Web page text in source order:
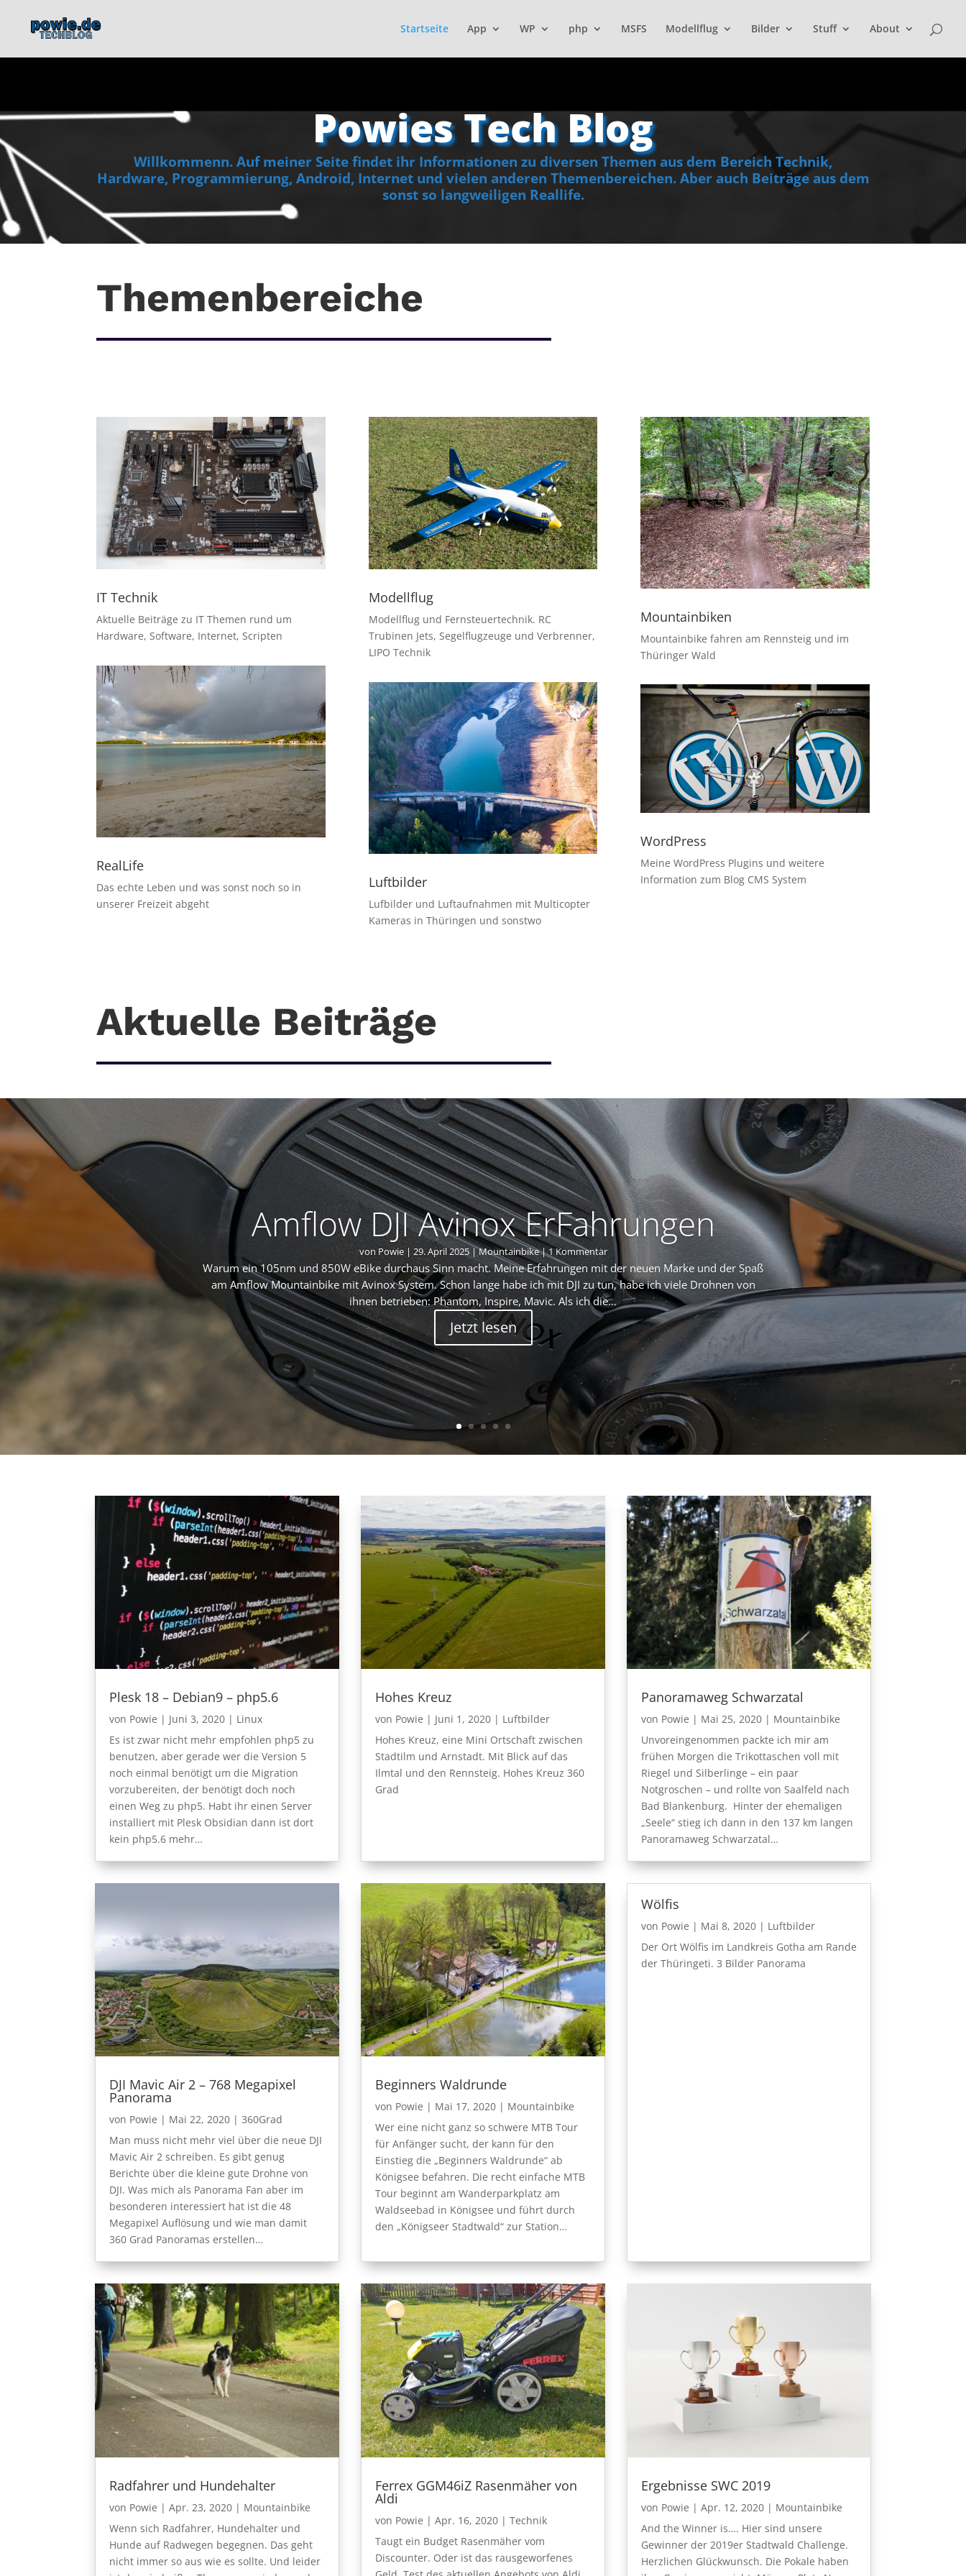
Startseite App WP php MSFS Modellflug Bilder Stuff About
Powies Tech Blog
Willkommenn. Auf meiner Seite findet ihr Informationen zu diversen Themen aus dem Bereich Technik,
Hardware, Programmierung, Android, Internet und vielen anderen Themenbereichen. Aber auch Beiträge aus dem
sonst so langweiligen Reallife.
Themenbereiche
IT Technik
Aktuelle Beiträge zu IT Themen rund um
Hardware, Software, Internet, Scripten
RealLife
Das echte Leben und was sonst noch so in
unserer Freizeit abgeht
Modellflug
Modellflug und Fernsteuertechnik. RC
Trubinen Jets, Segelflugzeuge und Verbrenner,
LIPO Technik
Luftbilder
Lufbilder und Luftaufnahmen mit Multicopter
Kameras in Thüringen und sonstwo
Mountainbiken
Mountainbike fahren am Rennsteig und im
Thüringer Wald
WordPress
Meine WordPress Plugins und weitere
Information zum Blog CMS System
Aktuelle Beiträge
Amflow DJI Avinox ErFahrungen
von Powie|29. April 2025|Mountainbike| 1 Kommentar
Warum ein 105nm und 850W eBike durchaus Sinn macht. Meine Erfahrungen mit der neuen Marke und der Spaß
am Amflow Mountainbike mit Avinox System. Schon lange habe ich mit DJI zu tun, habe ich viele Drohnen von
ihnen betrieben: Phantom, Inspire, Mavic. Als ich die…
Jetzt lesen
Plesk 18 – Debian9 – php5.6
von Powie | Juni 3, 2020 | Linux
Es ist zwar nicht mehr empfohlen php5 zu
benutzen, aber gerade wer die Version 5
noch einmal benötigt um die Migration
vorzubereiten, der benötigt doch noch
einen Weg zu php5. Habt ihr einen Server
installiert mit Plesk Obsidian dann ist dort
kein php5.6 mehr…
Hohes Kreuz
von Powie | Juni 1, 2020 | Luftbilder
Hohes Kreuz, eine Mini Ortschaft zwischen
Stadtilm und Arnstadt. Mit Blick auf das
Ilmtal und den Rennsteig. Hohes Kreuz 360
Grad
Panoramaweg Schwarzatal
von Powie | Mai 25, 2020 | Mountainbike
Unvoreingenommen packte ich mir am
frühen Morgen die Trikottaschen voll mit
Riegel und Silberlinge – ein paar
Notgroschen – und rollte von Saalfeld nach
Bad Blankenburg. Hinter der ehemaligen
„Seele“ stieg ich dann in den 137 km langen
Panoramaweg Schwarzatal…
DJI Mavic Air 2 – 768 Megapixel
Panorama
von Powie | Mai 22, 2020 | 360Grad
Man muss nicht mehr viel über die neue DJI
Mavic Air 2 schreiben. Es gibt genug
Berichte über die kleine gute Drohne von
DJI. Was mich als Panorama Fan aber im
besonderen interessiert hat ist die 48
Megapixel Auflösung und wie man damit
360 Grad Panoramas erstellen…
Beginners Waldrunde
von Powie | Mai 17, 2020 | Mountainbike
Wer eine nicht ganz so schwere MTB Tour
für Anfänger sucht, der kann für den
Einstieg die „Beginners Waldrunde“ ab
Königsee befahren. Die recht einfache MTB
Tour beginnt am Wanderparkplatz am
Waldseebad in Königsee und führt durch
den „Königseer Stadtwald“ zur Station…
Wölfis
von Powie | Mai 8, 2020 | Luftbilder
Der Ort Wölfis im Landkreis Gotha am Rande
der Thüringeti. 3 Bilder Panorama
Radfahrer und Hundehalter
von Powie | Apr. 23, 2020 | Mountainbike
Wenn sich Radfahrer, Hundehalter und
Hunde auf Radwegen begegnen. Das geht
nicht immer so aus wie es sollte. Und leider
Ferrex GGM46iZ Rasenmäher von
Aldi
von Powie | Apr. 16, 2020 | Technik
Taugt ein Budget Rasenmäher vom
Discounter. Oder ist das rausgeworfenes
Ergebnisse SWC 2019
von Powie | Apr. 12, 2020 | Mountainbike
And the Winner is…. Hier sind unsere
Gewinner der 2019er Stadtwald Challenge.
Herzlichen Glückwunsch. Die Pokale haben